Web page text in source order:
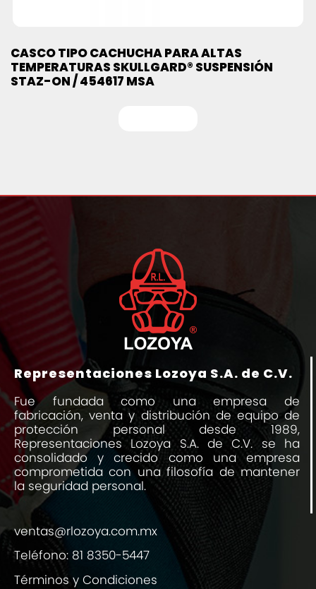
CASCO TIPO CACHUCHA PARA ALTAS
TEMPERATURAS SKULLGARD® SUSPENSIÓN
STAZ-ON / 454617 MSA
Representaciones Lozoya S.A. de C.V.
Fue fundada como una empresa de
fabricación, venta y distribución de equipo de
protección personal desde 1989,
Representaciones Lozoya S.A. de C.V. se ha
consolidado y crecido como una empresa
comprometida con una filosofía de mantener
la seguridad personal.
ventas@rlozoya.com.mx
Teléfono: 81 8350-5447
Términos y Condiciones